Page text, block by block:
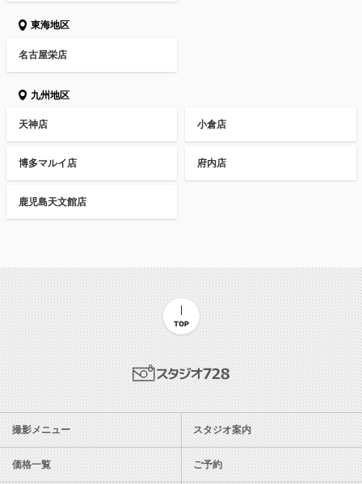
東海地区
名古屋栄店
九州地区
天神店 小倉店
博多マルイ店 府内店
鹿児島天文館店
TOP
スタジオ728
撮影メニュー スタジオ案内
価格一覧 ご予約